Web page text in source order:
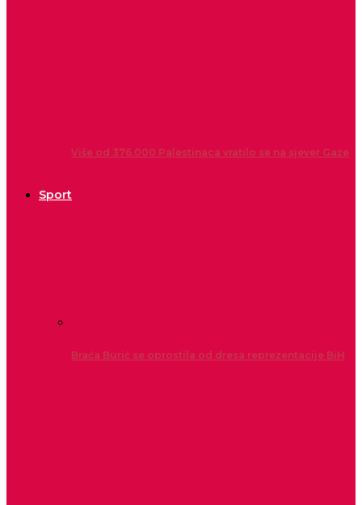
Više od 376.000 Palestinaca vratilo se na sjever Gaze
Sport
Braća Burić se oprostila od dresa reprezentacije BiH